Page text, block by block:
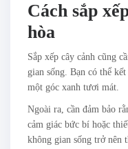
Cách sắp
hòa
Sắp xếp cây cảnh cũng
gian sống. Bạn có thể
một góc xanh tươi mát.
Ngoài ra, cần đảm bảo
cảm giác bức bí hoặc
không gian sống trở nên